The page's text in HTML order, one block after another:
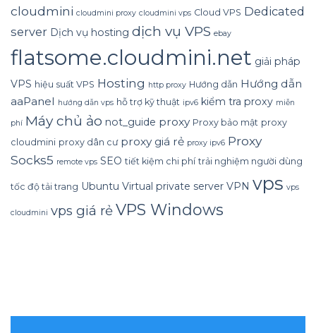
cloudmini cloudmini proxy cloudmini vps Cloud VPS Dedicated
server Dịch vụ hosting dịch vụ VPS ebay
flatsome.cloudmini.net giải pháp
VPS hiệu suất VPS Hosting http proxy Hướng dẫn Hướng dẫn
aaPanel hướng dẫn vps hỗ trợ kỹ thuật ipv6 kiểm tra proxy miễn
phí Máy chủ ảo not_guide proxy Proxy bảo mật proxy
cloudmini proxy dân cư proxy giá rẻ proxy ipv6 Proxy
Socks5 remote vps SEO tiết kiệm chi phí trải nghiệm người dùng
tốc độ tải trang Ubuntu Virtual private server VPN vps vps
cloudmini vps giá rẻVPS Windows